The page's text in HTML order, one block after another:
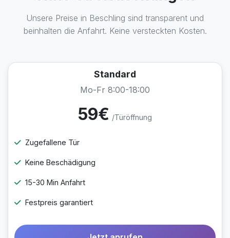
Unsere Preise in Beschling sind transparent und
beinhalten die Anfahrt. Keine versteckten Kosten.
Standard
Mo-Fr 8:00-18:00
59€ /Türöffnung
Zugefallene Tür
Keine Beschädigung
15-30 Min Anfahrt
Festpreis garantiert